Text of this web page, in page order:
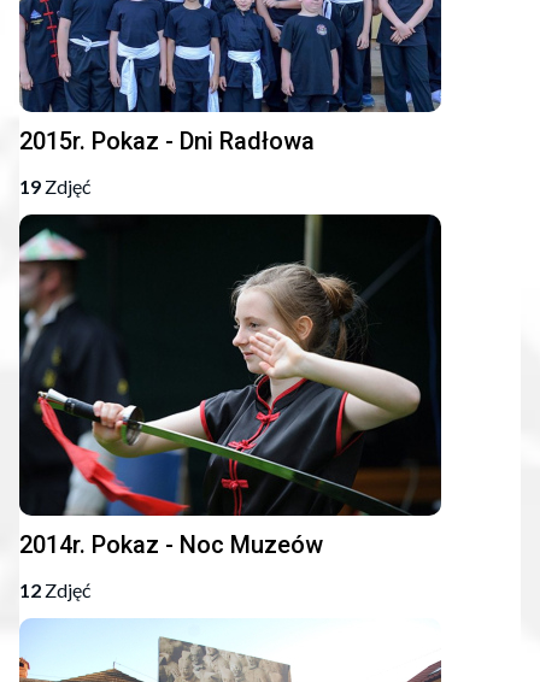
2015r. Pokaz - Dni Radłowa
19 Zdjęć
2014r. Pokaz - Noc Muzeów
12 Zdjęć